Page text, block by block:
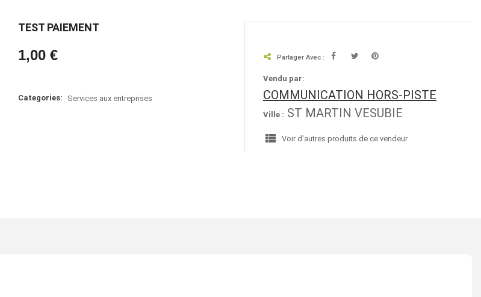
TEST PAIEMENT
1,00 €
Categories: Services aux entreprises
Partager Avec :
Vendu par:
COMMUNICATION HORS-PISTE
Ville : ST MARTIN VESUBIE
view_list
Voir d'autres produits de ce vendeur